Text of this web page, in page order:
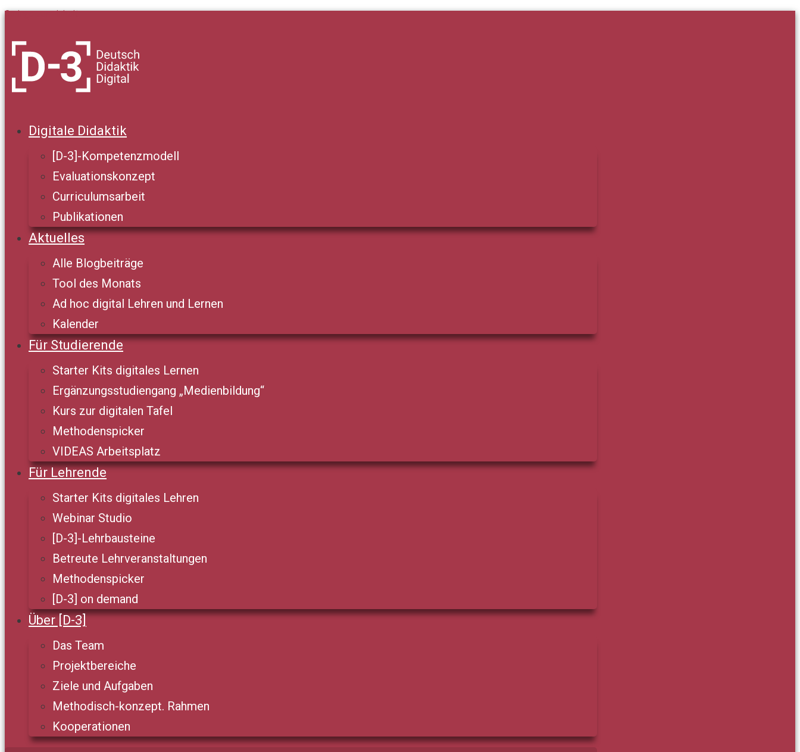
Springe zum Inhalt
Digitale Didaktik
[D-3]-Kompetenzmodell
Evaluationskonzept
Curriculumsarbeit
Publikationen
Aktuelles
Alle Blogbeiträge
Tool des Monats
Ad hoc digital Lehren und Lernen
Kalender
Für Studierende
Starter Kits digitales Lernen
Ergänzungsstudiengang „Medienbildung“
Kurs zur digitalen Tafel
Methodenspicker
VIDEAS Arbeitsplatz
Für Lehrende
Starter Kits digitales Lehren
Webinar Studio
[D-3]-Lehrbausteine
Betreute Lehrveranstaltungen
Methodenspicker
[D-3] on demand
Über [D-3]
Das Team
Projektbereiche
Ziele und Aufgaben
Methodisch-konzept. Rahmen
Kooperationen